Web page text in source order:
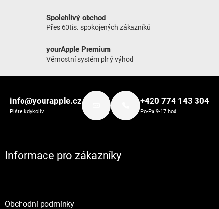
Spolehlivý obchod
Přes 60tis. spokojených zákazníků
yourApple Premium
Věrnostní systém plný výhod
info@yourapple.cz
Pište kdykoliv
+420 774 143 304
Po-Pá 9-17 hod
Informace pro zákazníky
Obchodní podmínky